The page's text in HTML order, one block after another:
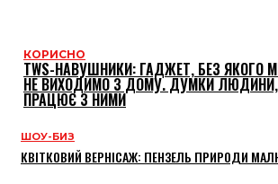
КОРИСНО
TWS-НАВУШНИКИ: ГАДЖЕТ, БЕЗ ЯКОГО
НЕ ВИХОДИМО З ДОМУ. ДУМКИ
ПРАЦЮЄ З НИМИ
ШОУ-БИЗ
КВІТКОВИЙ ВЕРНІСАЖ: ПЕНЗЕЛЬ ПРИРОДИ